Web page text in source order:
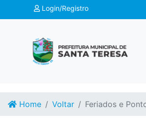
Login/Registro
Home Voltar Feriados e